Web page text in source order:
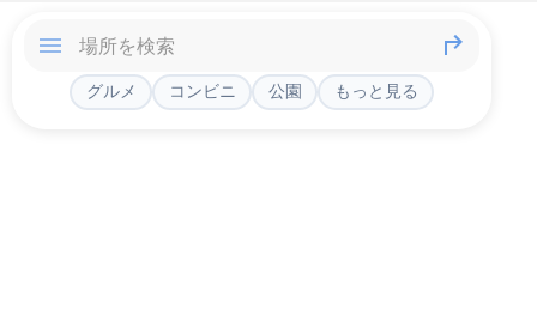
グルメ コンビニ 公園 もっと見る